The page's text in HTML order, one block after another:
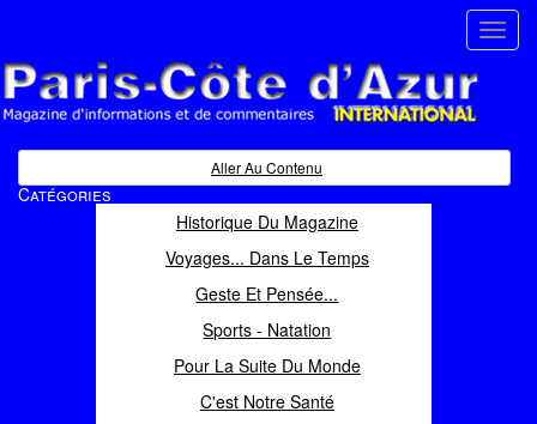
Magazine d'informations et de commentaires
Aller Au Contenu
Catégories
Historique Du Magazine
Voyages... Dans Le Temps
Geste Et Pensée...
Sports - Natation
Pour La Suite Du Monde
C'est Notre Santé